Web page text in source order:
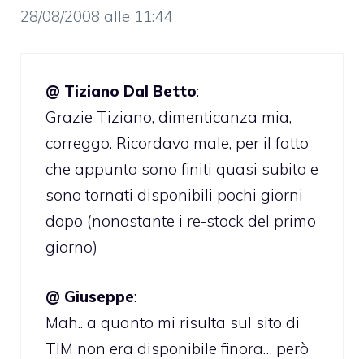
28/08/2008 alle 11:44
@ Tiziano Dal Betto:
Grazie Tiziano, dimenticanza mia,
correggo. Ricordavo male, per il fatto
che appunto sono finiti quasi subito e
sono tornati disponibili pochi giorni
dopo (nonostante i re-stock del primo
giorno)
@ Giuseppe:
Mah.. a quanto mi risulta sul sito di
TIM non era disponibile finora… però